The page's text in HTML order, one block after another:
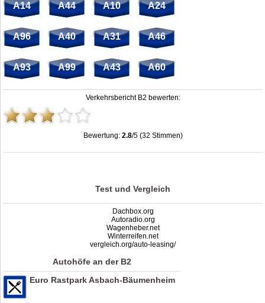
A14 A44 A10 A24
A96 A40 A31 A46
A93 A99 A43 A60
Verkehrsbericht B2 bewerten:
Bewertung: 2.8/5 (32 Stimmen)
Stau B2: Unfälle, Sperrung & Baustellen | Staumelder B2 ,2.8out of5based on
Test und Vergleich
Dachbox.org
Autoradio.org
Wagenheber.net
Winterreifen.net
vergleich.org/auto-leasing/
Autohöfe an der B2
Euro Rastpark Asbach-Bäumenheim